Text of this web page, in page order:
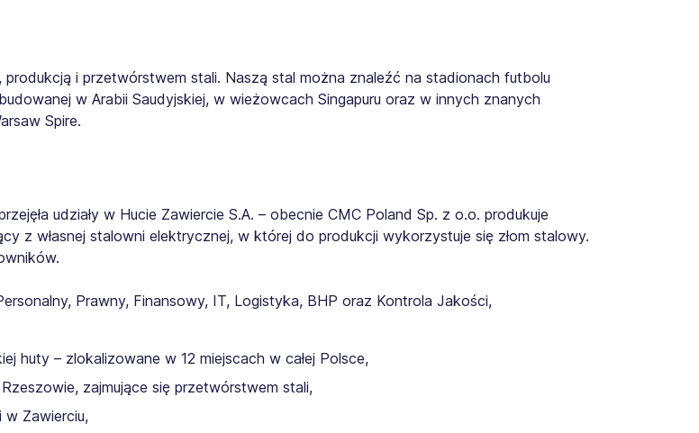
i przetwórstwem stali. Naszą stal można znaleźć na stadionach futbolu
w Arabii Saudyjskiej, w wieżowcach Singapuru oraz w innych znanych
Spire.
udziały w Hucie Zawiercie S.A. – obecnie CMC Poland Sp. z o.o. produkuje
z własnej stalowni elektrycznej, w której do produkcji wykorzystuje się złom stalowy.
Prawny, Finansowy, IT, Logistyka, BHP oraz Kontrola Jakości,
huty – zlokalizowane w 12 miejscach w całej Polsce,
zajmujące się przetwórstwem stali,
w Zawierciu,